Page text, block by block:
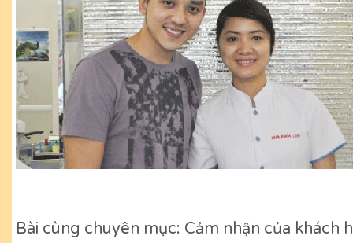
Bài cùng chuyên mục: Cảm nhận của khách